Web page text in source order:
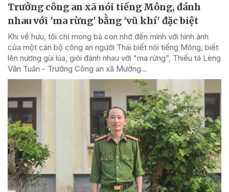
Trưởng công an xã nói tiếng Mông, đánh
nhau với 'ma rừng' bằng 'vũ khí' đặc biệt
Khi về hưu, tôi chỉ mong bà con nhớ đến mình với hình ảnh
của một cán bộ công an người Thái biết nói tiếng Mông, biết
lên nương gùi lúa, giỏi đánh nhau với "ma rừng”, Thiếu tá Lèng
Văn Tuân - Trưởng Công an xã Mường...